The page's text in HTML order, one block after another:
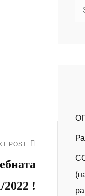
POST
2022 !